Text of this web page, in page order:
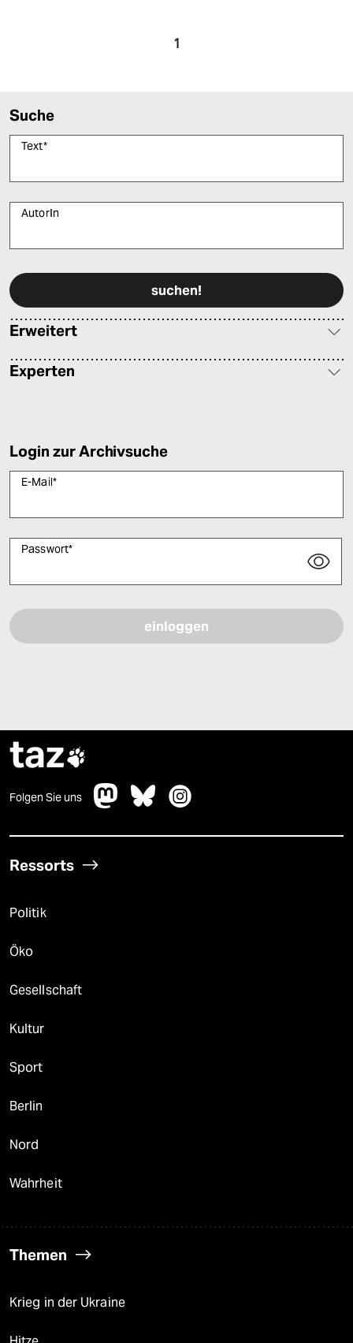
1
Suche
Text*
AutorIn
Erweitert
Experten
Login zur Archivsuche
E-Mail*
Passwort*
taz
Folgen Sie uns
Ressorts
Politik
Öko
Gesellschaft
Kultur
Sport
Berlin
Nord
Wahrheit
Themen
Krieg in der Ukraine